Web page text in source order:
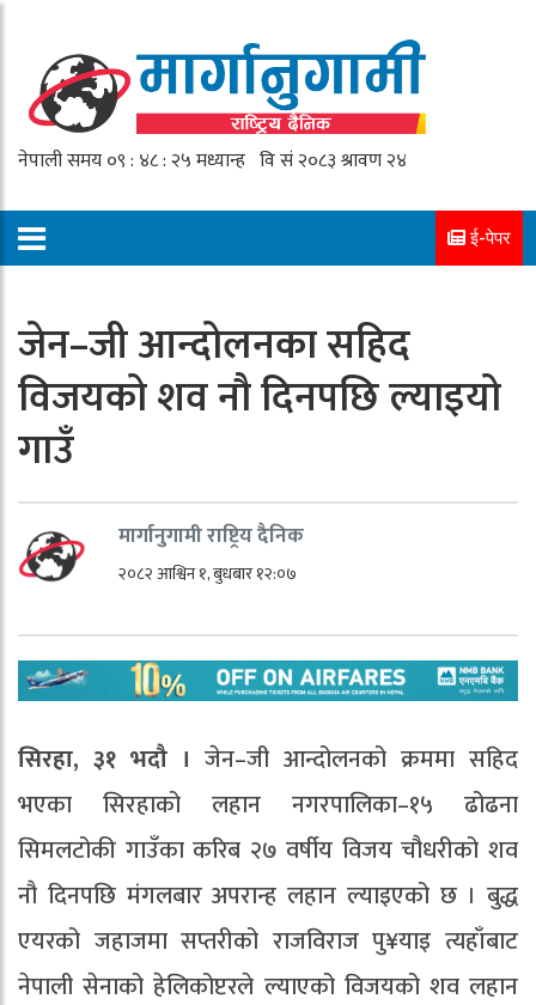
ई-पेपर
जेन–जी आन्दोलनका सहिद
विजयको शव नौ दिनपछि ल्याइयो
गाउँ
मार्गानुगामी राष्ट्रिय दैनिक
२०८२ आश्विन १, बुधबार १२:०७
सिरहा, ३१ भदौ । जेन–जी आन्दोलनको क्रममा सहिद
भएका सिरहाको लहान नगरपालिका–१५ ढोढना
सिमलटोकी गाउँका करिब २७ वर्षीय विजय चौधरीको शव
नौ दिनपछि मंगलबार अपरान्ह लहान ल्याइएको छ । बुद्ध
एयरको जहाजमा सप्तरीको राजविराज पु¥याइ त्यहाँबाट
नेपाली सेनाको हेलिकोप्टरले ल्याएको विजयको शव लहान